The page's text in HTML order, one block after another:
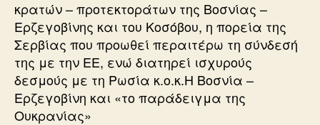
κρατών – προτεκτοράτων της Βοσνίας –
Ερζεγοβίνης και του Κοσόβου, η πορεία της
Σερβίας που προωθεί περαιτέρω τη σύνδεσή
της με την ΕΕ, ενώ διατηρεί ισχυρούς
δεσμούς με τη Ρωσία κ.ο.κ.Η Βοσνία –
Ερζεγοβίνη και «το παράδειγμα της
Ουκρανίας»